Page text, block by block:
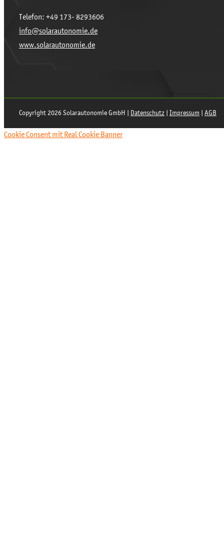
Telefon: +49 173- 8293606
info@solarautonomie.de
www.solarautonomie.de
Copyright 2026 Solarautonomie GmbH | Datenschutz Impressum AGB
Cookie Consent mit Real Cookie Banner